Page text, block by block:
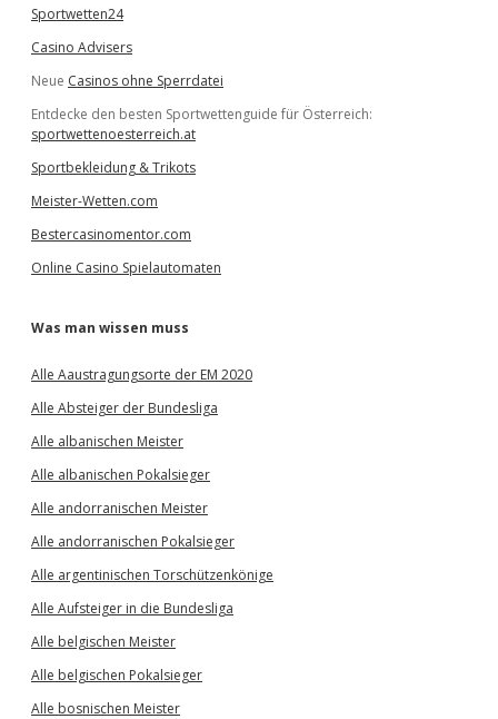
Sportwetten24
Casino Advisers
Neue Casinos ohne Sperrdatei
Entdecke den besten Sportwettenguide für Österreich:
sportwettenoesterreich.at
Sportbekleidung & Trikots
Meister-Wetten.com
Bestercasinomentor.com
Online Casino Spielautomaten
Was man wissen muss
Alle Aaustragungsorte der EM 2020
Alle Absteiger der Bundesliga
Alle albanischen Meister
Alle albanischen Pokalsieger
Alle andorranischen Meister
Alle andorranischen Pokalsieger
Alle argentinischen Torschützenkönige
Alle Aufsteiger in die Bundesliga
Alle belgischen Meister
Alle belgischen Pokalsieger
Alle bosnischen Meister